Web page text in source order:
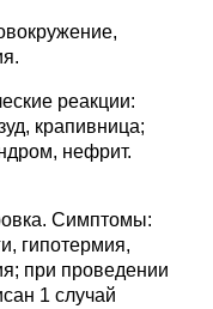
реакции:
крапивница;
нефрит.
Симптомы:
гипотермия,
при проведении
1 случай